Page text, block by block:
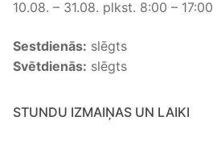
10.08. – 31.08. plkst. 8:00 – 17:00
Sestdienās: slēgts
Svētdienās: slēgts
STUNDU IZMAIŅAS UN LAIKI